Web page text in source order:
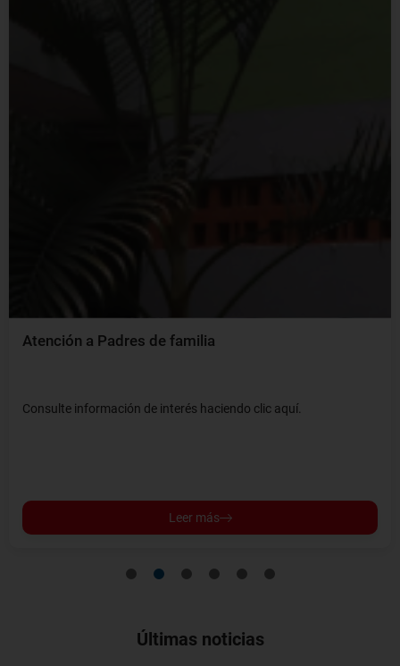
Atención a Padres de familia
Consulte información de interés haciendo clic aquí.
Leer más
3 4 5 6
Últimas noticias